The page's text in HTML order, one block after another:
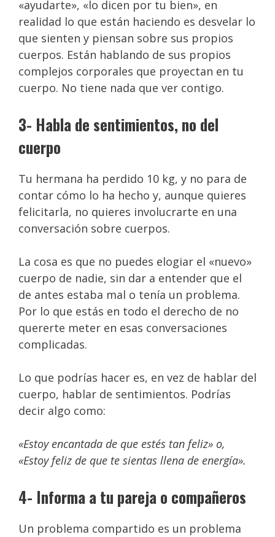
«ayudarte», «lo dicen por tu bien», en
realidad lo que están haciendo es desvelar lo
que sienten y piensan sobre sus propios
cuerpos. Están hablando de sus propios
complejos corporales que proyectan en tu
cuerpo. No tiene nada que ver contigo.
3- Habla de sentimientos, no del
cuerpo
Tu hermana ha perdido 10 kg, y no para de
contar cómo lo ha hecho y, aunque quieres
felicitarla, no quieres involucrarte en una
conversación sobre cuerpos.
La cosa es que no puedes elogiar el «nuevo»
cuerpo de nadie, sin dar a entender que el
de antes estaba mal o tenía un problema.
Por lo que estás en todo el derecho de no
quererte meter en esas conversaciones
complicadas.
Lo que podrías hacer es, en vez de hablar del
cuerpo, hablar de sentimientos. Podrías
decir algo como:
«Estoy encantada de que estés tan feliz» o,
«Estoy feliz de que te sientas llena de energía».
4- Informa a tu pareja o compañeros
Un problema compartido es un problema